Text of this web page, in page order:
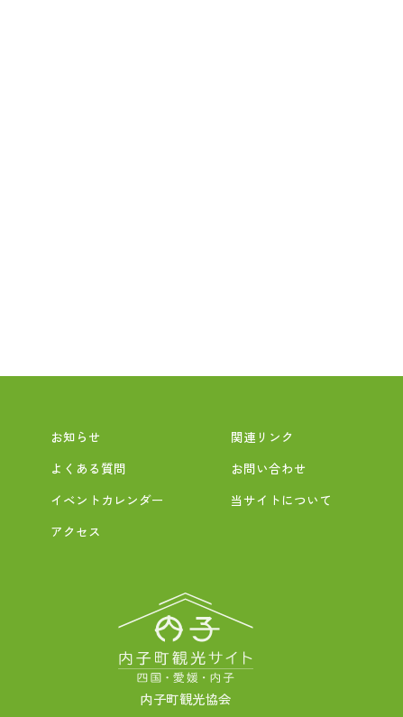
お知らせ
よくある質問
イベントカレンダー
アクセス
関連リンク
お問い合わせ
当サイトについて
内子町観光協会